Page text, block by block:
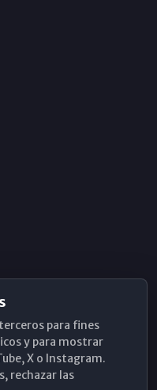
para fines
y para mostrar
X o Instagram.
rechazar las